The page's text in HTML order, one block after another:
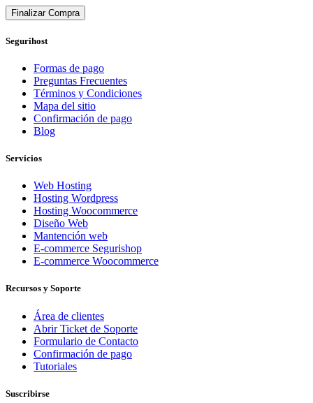
Finalizar Compra
Segurihost
Formas de pago
Preguntas Frecuentes
Términos y Condiciones
Mapa del sitio
Confirmación de pago
Blog
Servicios
Web Hosting
Hosting Wordpress
Hosting Woocommerce
Diseño Web
Mantención web
E-commerce Segurishop
E-commerce Woocommerce
Recursos y Soporte
Área de clientes
Abrir Ticket de Soporte
Formulario de Contacto
Confirmación de pago
Tutoriales
Suscribirse